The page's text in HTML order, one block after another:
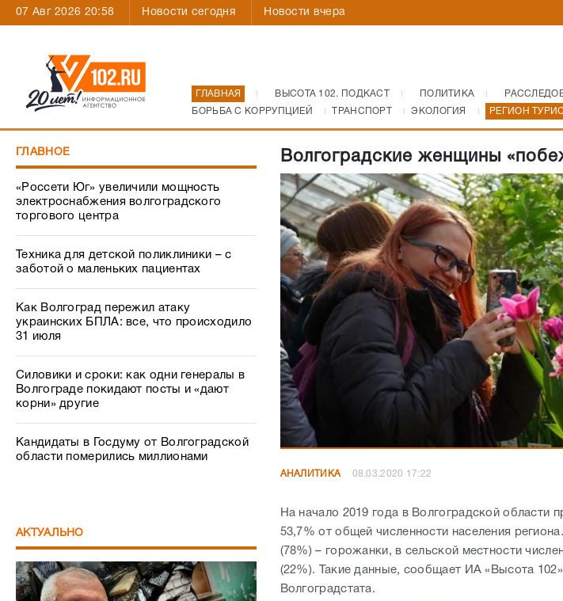
07 Авг 2026 20:58 Новости сегодня Новости вчера
ГЛАВНАЯ ВЫСОТА 102. ПОДКАСТ ПОЛИТИКА
БОРЬБА С КОРРУПЦИЕЙ
ТРАНСПОРТ ЭКОЛОГИЯ РЕГИОН
ГЛАВНОЕ
«Россети Юг» увеличили мощность
электроснабжения волгоградского
торгового центра
Техника для детской поликлиники – с
заботой о маленьких пациентах
Как Волгоград пережил атаку
украинских БПЛА: все, что происходило
31 июля
Силовики и сроки: как одни генералы в
Волгограде покидают посты и «дают
корни» другие
Кандидаты в Госдуму от Волгоградской
области померились миллионами
АКТУАЛЬНО
Волгоградские женщины
АНАЛИТИКА 08.03.2020 17:22
На начало 2019 года в Волгоградской области
53,7% от общей численности населения
(78%) – горожанки, в сельской местности
(22%). Такие данные, сообщает ИА «Высота
Волгоградстата.